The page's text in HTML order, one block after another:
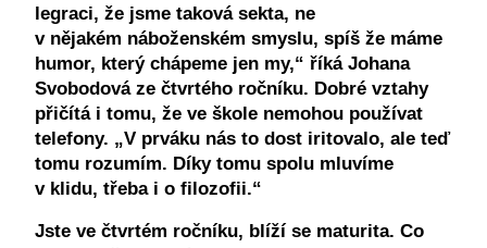
legraci, že jsme taková sekta, ne
v nějakém náboženském smyslu, spíš že máme
humor, který chápeme jen my,“ říká Johana
Svobodová ze čtvrtého ročníku. Dobré vztahy
přičítá i tomu, že ve škole nemohou používat
telefony. „V prváku nás to dost iritovalo, ale teď
tomu rozumím. Díky tomu spolu mluvíme
v klidu, třeba i o filozofii.“
Jste ve čtvrtém ročníku, blíží se maturita. Co